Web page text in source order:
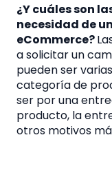
¿Y cuáles son
necesidad de
eCommerce?
a solicitar un
pueden ser
categoría de
ser por una
producto, la
otros motivos